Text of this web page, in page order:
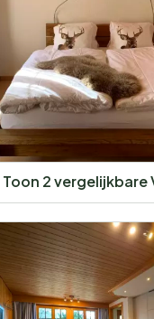
Toon 2 vergelijkbare